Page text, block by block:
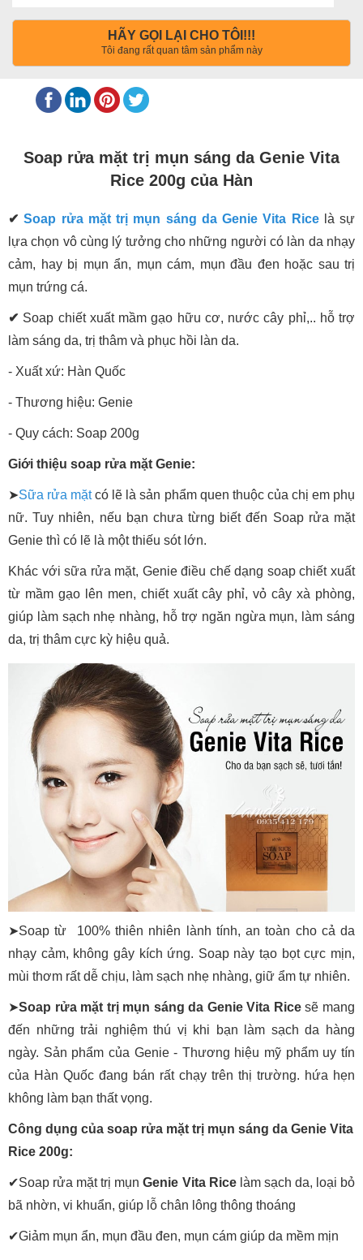
HÃY GỌI LẠI CHO TÔI!!!
Tôi đang rất quan tâm sản phẩm này
Soap rửa mặt trị mụn sáng da Genie Vita
Rice 200g của Hàn
✔Soap rửa mặt trị mụn sáng da Genie Vita Ricelà sự
lựa chọn vô cùng lý tưởng cho những người có làn da nhạy
cảm, hay bị mụn ẩn, mụn cám, mụn đầu đen hoặc sau trị
mụn trứng cá.
✔ Soap chiết xuất mầm gạo hữu cơ, nước cây phỉ,.. hỗ trợ
làm sáng da, trị thâm và phục hồi làn da.
- Xuất xứ: Hàn Quốc
- Thương hiệu: Genie
- Quy cách: Soap 200g
Giới thiệu soap rửa mặt Genie:
➤Sữa rửa mặtcó lẽ là sản phẩm quen thuộc của chị em phụ
nữ. Tuy nhiên, nếu bạn chưa từng biết đến Soap rửa mặt
Genie thì có lẽ là một thiếu sót lớn.
Khác với sữa rửa mặt, Genie điều chế dạng soap chiết xuất
từ mầm gạo lên men, chiết xuất cây phỉ, vỏ cây xà phòng,
giúp làm sạch nhẹ nhàng, hỗ trợ ngăn ngừa mụn, làm sáng
da, trị thâm cực kỳ hiệu quả.
➤Soap từ 100% thiên nhiên lành tính, an toàn cho cả da
nhạy cảm, không gây kích ứng. Soap này tạo bọt cực mịn,
mùi thơm rất dễ chịu, làm sạch nhẹ nhàng, giữ ẩm tự nhiên.
➤Soap rửa mặt trị mụn sáng da Genie Vita Ricesẽ mang
đến những trải nghiệm thú vị khi bạn làm sạch da hàng
ngày. Sản phẩm của Genie - Thương hiệu mỹ phẩm uy tín
của Hàn Quốc đang bán rất chạy trên thị trường. hứa hẹn
không làm bạn thất vọng.
Công dụng của soap rửa mặt trị mụn sáng da Genie Vita
Rice 200g:
✔Soap rửa mặt trị mụnGenie Vita Ricelàm sạch da, loại bỏ
bã nhờn, vi khuẩn, giúp lỗ chân lông thông thoáng
✔Giảm mụn ẩn, mụn đầu đen, mụn cám giúp da mềm mịn